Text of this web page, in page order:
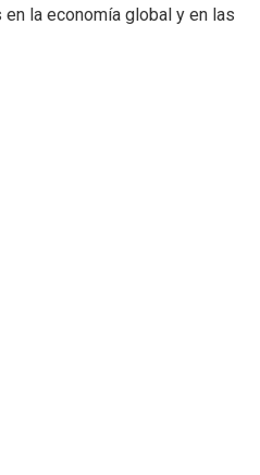
la economía global y en las